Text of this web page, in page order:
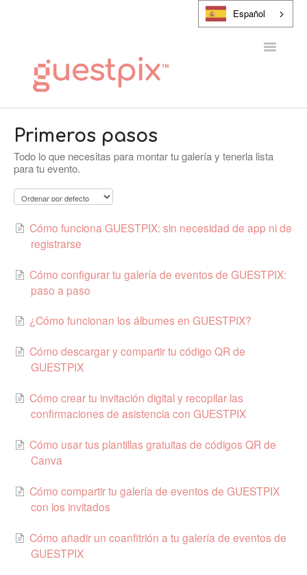
Español
Alternar
PONTE EN CONTACTO CON
Primeros pasos
Todo lo que necesitas para montar tu galería y tenerla lista
para tu evento.
Cómo funciona GUESTPIX: sin necesidad de app ni de
registrarse
Cómo configurar tu galería de eventos de GUESTPIX:
paso a paso
¿Cómo funcionan los álbumes en GUESTPIX?
Cómo descargar y compartir tu código QR de
GUESTPIX
Cómo crear tu invitación digital y recopilar las
confirmaciones de asistencia con GUESTPIX
Cómo usar tus plantillas gratuitas de códigos QR de
Canva
Cómo compartir tu galería de eventos de GUESTPIX
con los invitados
Cómo añadir un coanfitrión a tu galería de eventos de
GUESTPIX